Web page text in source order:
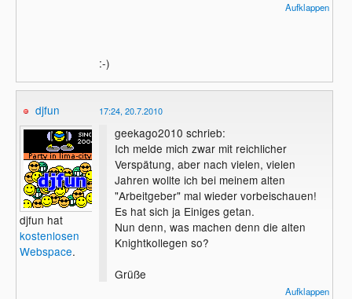
Aufklappen
:-)
djfun
djfun hat
kostenlosen
Webspace.
17:24, 20.7.2010
geekago2010 schrieb:
Ich melde mich zwar mit reichlicher
Verspätung, aber nach vielen, vielen
Jahren wollte ich bei meinem alten
"Arbeitgeber" mal wieder vorbeischauen!
Es hat sich ja Einiges getan.
Nun denn, was machen denn die alten
Knightkollegen so?
Grüße
Aufklappen